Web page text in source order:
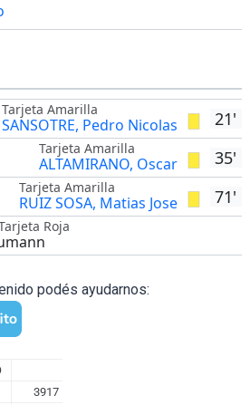
21'
Tarjeta Amarilla
SANSOTRE, Pedro Nicolas
35'
Tarjeta Amarilla
ALTAMIRANO, Oscar
71'
Tarjeta Amarilla
RUIZ SOSA, Matias Jose
Roja
podés ayudarnos: